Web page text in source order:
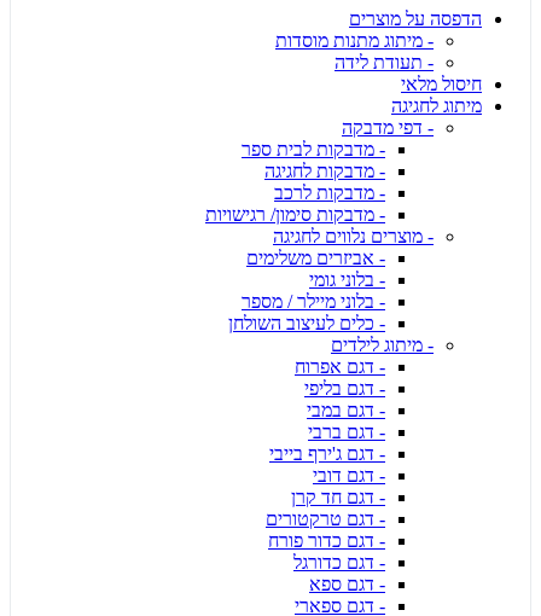
הדפסה על מוצרים
- מיתוג מתנות מוסדות
- תעודת לידה
חיסול מלאי
מיתוג לחגיגה
- דפי מדבקה
- מדבקות לבית ספר
- מדבקות לחגיגה
- מדבקות לרכב
- מדבקות סימון/ רגישויות
- מוצרים נלווים לחגיגה
- אביזרים משלימים
- בלוני גומי
- בלוני מיילר / מספר
- כלים לעיצוב השולחן
- מיתוג לילדים
- דגם אפרוח
- דגם בליפי
- דגם במבי
- דגם ברבי
- דגם ג'ירף בייבי
- דגם דובי
- דגם חד קרן
- דגם טרקטורים
- דגם כדור פורח
- דגם כדורגל
- דגם ספא
- דגם ספארי